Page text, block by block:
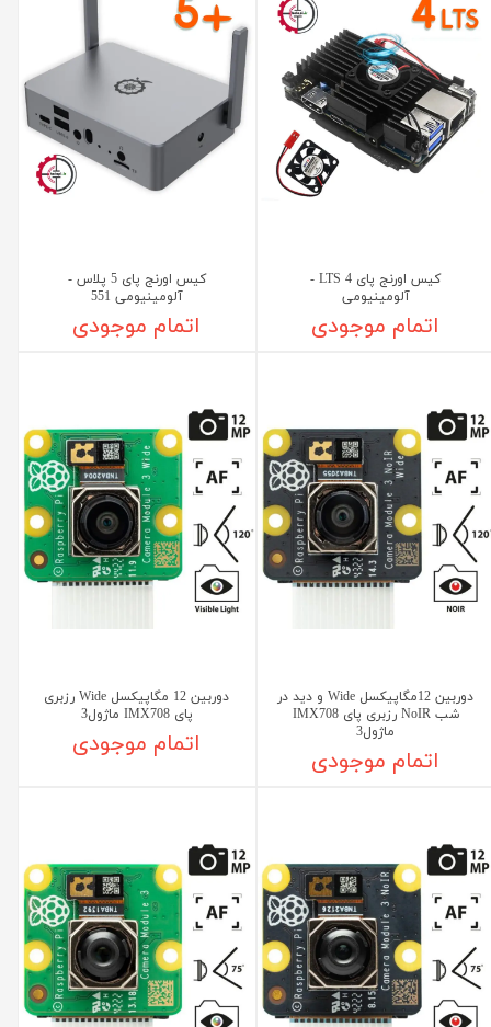
کیس اورنج پای 4 LTS -
آلومینیومی
اتمام موجودی
کیس اورنج پای 5 پلاس -
آلومینیومی 551
اتمام موجودی
دوربین 12مگاپیکسل Wide و دید در
شب NoIR رزبری پای IMX708
ماژول3
اتمام موجودی
دوربین 12 مگاپیکسل Wide رزبری
پای IMX708 ماژول3
اتمام موجودی